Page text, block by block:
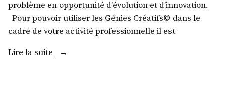
problème en opportunité d’évolution et d’innovation.
Pour pouvoir utiliser les Génies Créatifs© dans le
cadre de votre activité professionnelle il est
Lire la suite